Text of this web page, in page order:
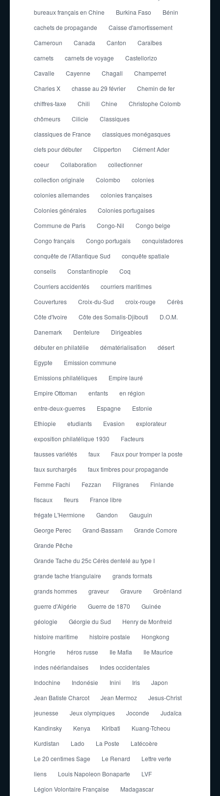
bureaux français en Chine
Burkina Faso
Bénin
cachets de propagande
Caisse d'amortissement
Cameroun
Canada Canton
Caraïbes
carnets
carnets de voyage
Castellorizo
Cavalle
Cayenne Chagall
Champerret
Charles X
chasse au 29 février
Chemin de fer
chiffres-taxe
Chili Chine
Christophe Colomb
chômeurs
Cilicie
Classiques
classiques de France
classiques monégasques
clefs pour débuter
Clipperton
Clément Ader
coeur
Collaboration
collectionner
collection originale
Colombo
colonies
colonies allemandes
colonies françaises
Colonies générales
Colonies portugaises
Commune de Paris
Congo-Nil
Congo belge
Congo français
Congo portugais
conquistadores
conquête de l'Atlantique Sud
conquête spatiale
conseils
Constantinople
Coq
Courriers accidentés
courriers maritimes
Couvertures
Croix-du-Sud croix-rouge
Cérès
Côte d'Ivoire
Côte des Somalis-Djibouti
D.O.M.
Danemark
Dentelure
Dirigeables
débuter en philatélie
dématérialisation
désert
Egypte
Emission commune
Emissions philatéliques
Empire lauré
Empire Ottoman
enfants
en région
entre-deux-guerres
Espagne
Estonie
Ethiopie
etudiants Evasion
explorateur
exposition philatélique 1930
Facteurs
fausses variétés
faux
Faux pour tromper la poste
faux surchargés
faux timbres pour propagande
Femme Fachi
Fezzan Filigranes
Finlande
fiscaux
fleurs
France libre
frégate L'Hermione
Gandon
Gauguin
George Perec
Grand-Bassam
Grande Comore
Grande Pêche
Grande Tache du 25c Cérès dentelé au type I
grande tache triangulaire
grands formats
grands hommes
graveur Gravure
Groënland
guerre d'Algérie
Guerre de 1870
Guinée
géologie
Géorgie du Sud
Henry de Monfreid
histoire maritime
histoire postale
Hongkong
Hongrie
héros russe Ile Mafia
Ile Maurice
indes néérlandaises
Indes occidentales
Indochine
Indonésie Inini Iris
Japon
Jean Batiste Charcot
Jean Mermoz
Jesus-Christ
jeunesse
Jeux olympiques Joconde
Judaïca
Kandinsky
Kenya Kiribati
Kuang-Tcheou
Kurdistan
Lado La Poste
Latécoère
Le 20 centimes Sage
Le Renard
Lettre verte
liens
Louis Napoleon Bonaparte
LVF
Légion Volontaire Française
Madagascar